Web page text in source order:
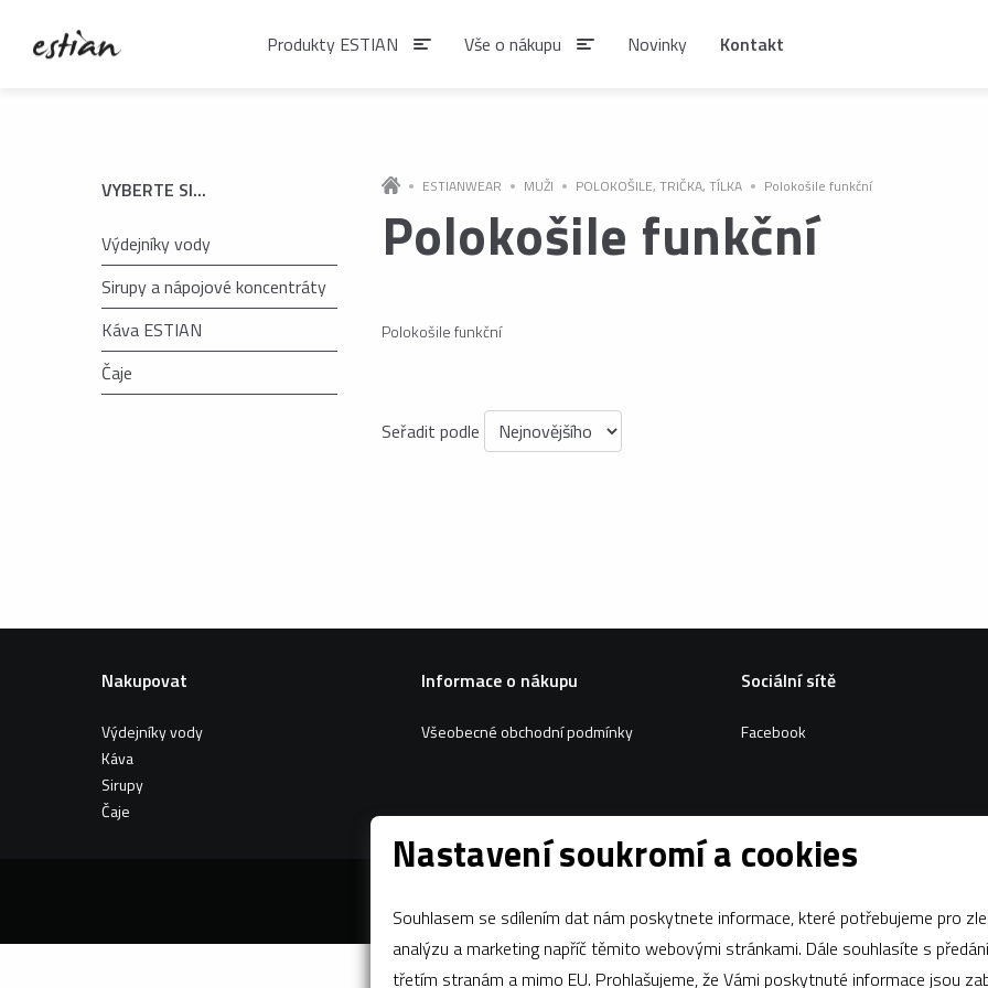
Nastavení soukromí a cookies
Souhlasem se sdílením dat nám poskytnete informace, které potřebujeme pro
analýzu a marketing napříč těmito webovými stránkami. Dále souhlasíte s předáním údajů
třetím stranám a mimo EU. Prohlašujeme, že Vámi poskytnuté informace jsou
VYBERTE SI...
Výdejníky vody
Sirupy a nápojové koncentráty
Káva ESTIAN
Čaje
ESTIANWEAR MUŽI POLOKOŠILE, TRIČKA, TÍLKA Polokošile funkční
Polokošile funkční
Polokošile funkční
Seřadit podle
Nakupovat
Výdejníky vody
Káva
Sirupy
Čaje
Informace o nákupu
Všeobecné obchodní podmínky
Sociální sítě
Facebook
Produkty ESTIAN
VÝDEJNÍKY VODY
Výdejníky vody
podlahové
SIRUPY A NÁPOJOVÉ
KÁVA ESTIAN
Vše o nákupu Novinky Kontakt